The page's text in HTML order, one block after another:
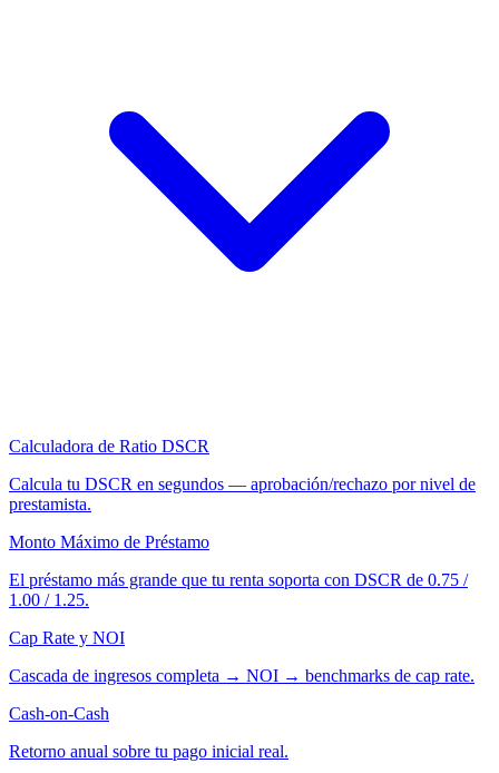
Calculadora de Ratio DSCR
Calcula tu DSCR en segundos — aprobación/rechazo por nivel de
prestamista.
Monto Máximo de Préstamo
El préstamo más grande que tu renta soporta con DSCR de 0.75 /
1.00 / 1.25.
Cap Rate y NOI
Cascada de ingresos completa → NOI → benchmarks de cap rate.
Cash-on-Cash
Retorno anual sobre tu pago inicial real.